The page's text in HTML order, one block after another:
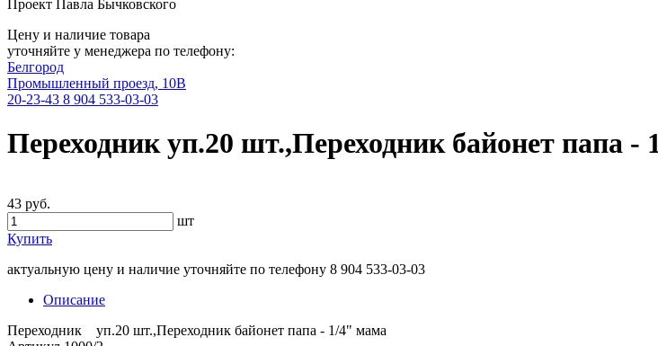
Проект Павла Бычковского
Цену и наличие товара
уточняйте у менеджера по телефону:
Белгород
Промышленный проезд, 10В
20-23-43 8 904 533-03-03
Переходник уп.20 шт.,Переходник байонет папа
43 руб.
шт
Купить
актуальную цену и наличие уточняйте по телефону 8 904 533-03-03
Описание
Переходник уп.20 шт.,Переходник байонет папа - 1/4" мама